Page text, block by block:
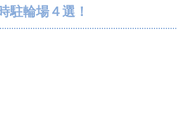
駐輪場４選！